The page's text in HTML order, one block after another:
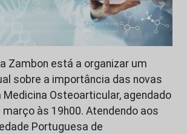
Zambon está a organizar um
sobre a importância das novas
Medicina Osteoarticular, agendado
março às 19h00. Atendendo aos
Portuguesa de